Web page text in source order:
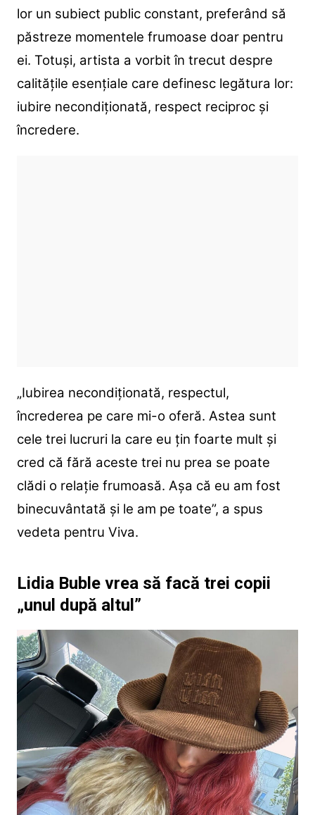
lor un subiect public constant, preferând să
păstreze momentele frumoase doar pentru
ei. Totuși, artista a vorbit în trecut despre
calitățile esențiale care definesc legătura lor:
iubire necondiționată, respect reciproc și
încredere.
„Iubirea necondiționată, respectul,
încrederea pe care mi-o oferă. Astea sunt
cele trei lucruri la care eu țin foarte mult și
cred că fără aceste trei nu prea se poate
clădi o relație frumoasă. Așa că eu am fost
binecuvântată și le am pe toate”, a spus
vedeta pentru Viva.
Lidia Buble vrea să facă trei copii
„unul după altul”